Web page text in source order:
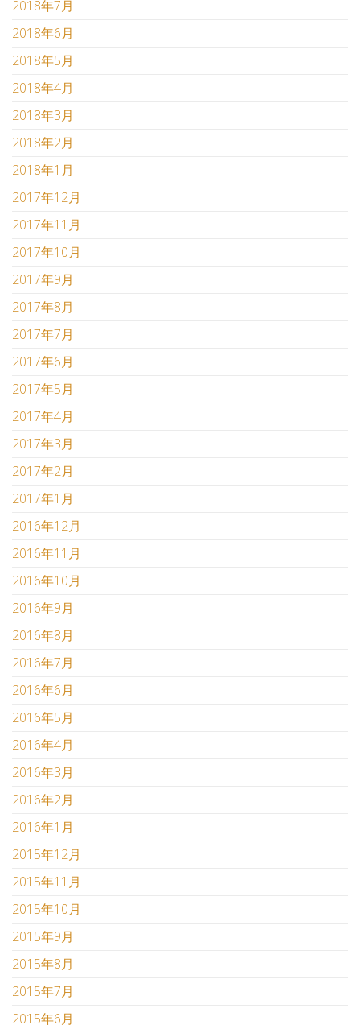
2018年7月
2018年6月
2018年5月
2018年4月
2018年3月
2018年2月
2018年1月
2017年12月
2017年11月
2017年10月
2017年9月
2017年8月
2017年7月
2017年6月
2017年5月
2017年4月
2017年3月
2017年2月
2017年1月
2016年12月
2016年11月
2016年10月
2016年9月
2016年8月
2016年7月
2016年6月
2016年5月
2016年4月
2016年3月
2016年2月
2016年1月
2015年12月
2015年11月
2015年10月
2015年9月
2015年8月
2015年7月
2015年6月